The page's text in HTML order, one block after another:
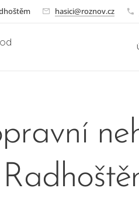
hasici@roznov.cz